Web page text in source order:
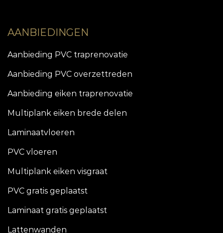
AANBIEDINGEN
Aanbieding PVC traprenovatie
Aanbieding PVC overzettreden
Aanbieding eiken traprenovatie
Multiplank eiken brede delen
Laminaatvloeren
PVC vloeren
Multiplank eiken visgraat
PVC gratis geplaatst
Laminaat gratis geplaatst
Lattenwanden